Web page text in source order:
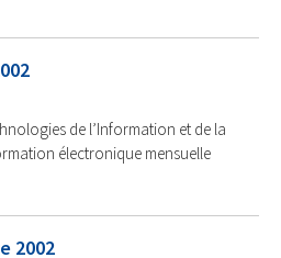
de l’Information et de la
électronique mensuelle
2002